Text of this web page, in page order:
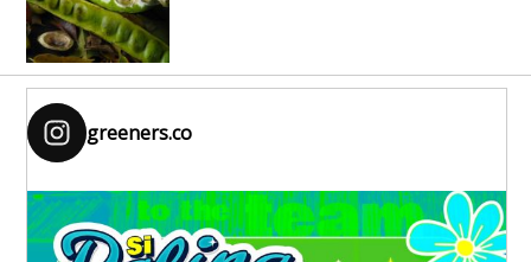
greeners.co